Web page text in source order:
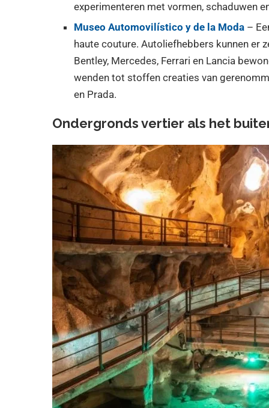
experimenteren met vormen, schaduwen
Museo Automovilístico y de la Moda –
haute couture. Autoliefhebbers kunnen er
Bentley, Mercedes, Ferrari en Lancia
wenden tot stoffen creaties van
en Prada.
Ondergronds vertier als het